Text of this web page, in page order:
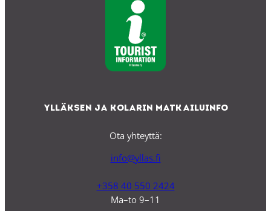
Ylläksen ja Kolarin matkailuinfo
Ota yhteyttä:
info@yllas.fi
+358 40 550 2424
Ma–to 9–11